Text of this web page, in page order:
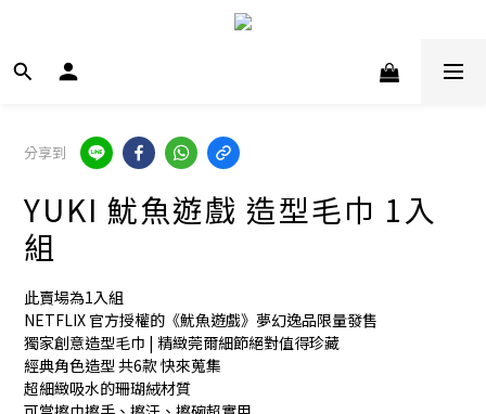
分享到
YUKI 魷魚遊戲 造型毛巾 1入
組
此賣場為1入組
NETFLIX 官方授權的《魷魚遊戲》夢幻逸品限量發售
獨家創意造型毛巾 | 精緻莞爾細節絕對值得珍藏
經典角色造型 共6款 快來蒐集
超細緻吸水的珊瑚絨材質